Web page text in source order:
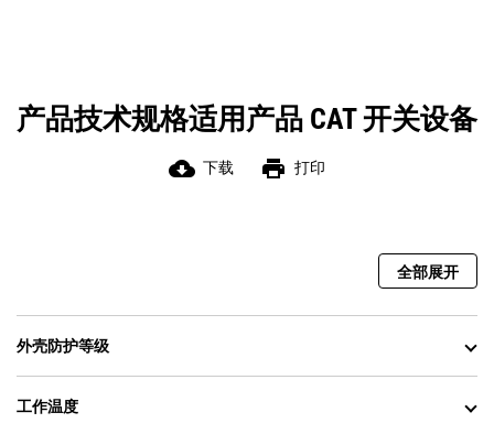
不锈钢固定的母线支撑，减少了涡电流。
全镀锡选件。
适合固定或抽出式断路器。
用于单区的旋转吊环（4 点起吊）。
IP54 防护选件。
50°C 选件。
包括发电机控制器或 PLC 的选件。
EPD 白色粉末涂层，可自定义颜色。
产品技术规格适用产品 CAT 开关设备
cloud_download 下载 print 打印
全部展开
外壳防护等级
工作温度